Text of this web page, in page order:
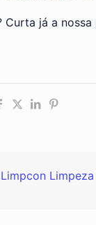
Curta já a
Limpcon